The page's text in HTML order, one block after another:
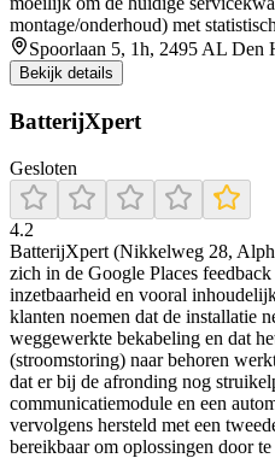
montage/onderhoud) met
Spoorlaan 5, 1h, 2495 AL Den
Bekijk details
BatterijXpert
Gesloten
4.2
BatterijXpert (Nikkelweg 28,
zich in de Google Places
inzetbaarheid en vooral
klanten noemen dat de installatie
weggewerkte bekabeling en dat
(stroomstoring) naar behoren
dat er bij de afronding nog
communicatiemodule en een
vervolgens hersteld met een
bereikbaar om oplossingen door te